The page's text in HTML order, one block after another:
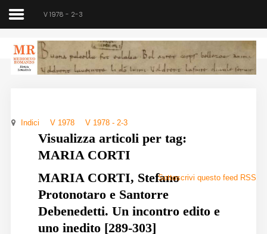
Medioevo Romanzo
Home
Chi siamo
Direzione
Indici
V 1978 - 2-3
Indici V 1978 V 1978 - 2-3
Visualizza articoli per tag:
MARIA CORTI
Sottoscrivi questo feed RSS
MARIA CORTI, Stefano
Protonotaro e Santorre
Debenedetti. Un incontro edito e
uno inedito [289-303]